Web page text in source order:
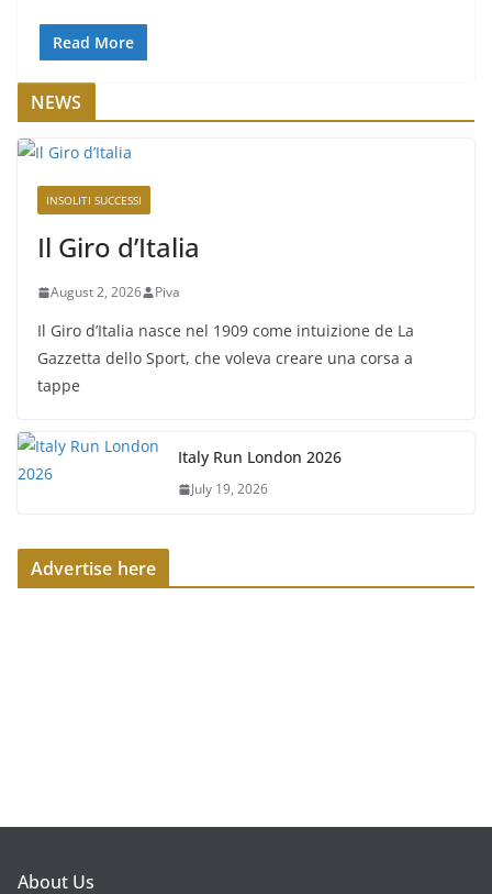
Read More
NEWS
INSOLITI SUCCESSI
Il Giro d’Italia
August 2, 2026 Piva
Il Giro d’Italia nasce nel 1909 come intuizione de La
Gazzetta dello Sport, che voleva creare una corsa a
tappe
Italy Run London 2026
July 19, 2026
Advertise here
About Us